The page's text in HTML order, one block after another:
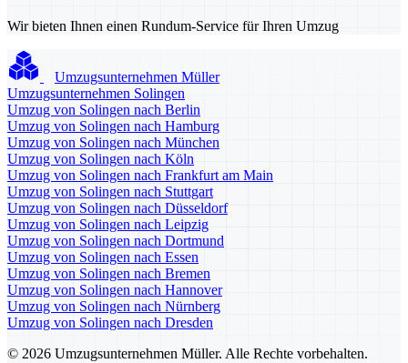
Wir bieten Ihnen einen Rundum-Service für Ihren Umzug
Umzugsunternehmen Müller
Umzugsunternehmen Solingen
Umzug von Solingen nach Berlin
Umzug von Solingen nach Hamburg
Umzug von Solingen nach München
Umzug von Solingen nach Köln
Umzug von Solingen nach Frankfurt am Main
Umzug von Solingen nach Stuttgart
Umzug von Solingen nach Düsseldorf
Umzug von Solingen nach Leipzig
Umzug von Solingen nach Dortmund
Umzug von Solingen nach Essen
Umzug von Solingen nach Bremen
Umzug von Solingen nach Hannover
Umzug von Solingen nach Nürnberg
Umzug von Solingen nach Dresden
© 2026 Umzugsunternehmen Müller. Alle Rechte vorbehalten.